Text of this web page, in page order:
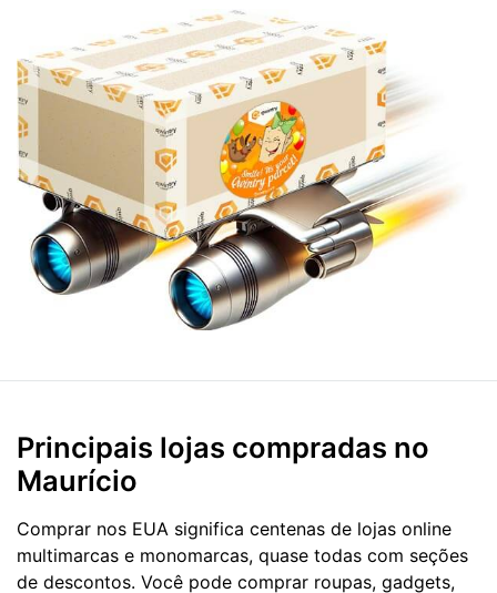
Principais lojas compradas no
Maurício
Comprar nos EUA significa centenas de lojas online
multimarcas e monomarcas, quase todas com seções
de descontos. Você pode comprar roupas, gadgets,